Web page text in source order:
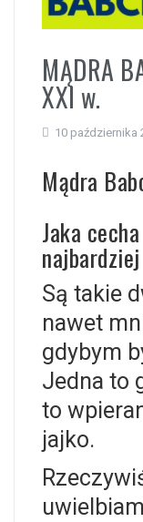
MĄDRA
XXI w.
10 października
Mądra
Jaka
Są takie
nawet
gdybym
Jedna to
to
jajko.